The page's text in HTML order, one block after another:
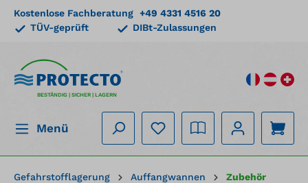
springen
Kostenlose Fachberatung +49 4331 4516 20
TÜV-geprüft
DIBt-Zulassungen
BESTÄNDIG | SICHER | LAGERN
Menü
Gefahrstofflagerung Auffangwannen Zubehör